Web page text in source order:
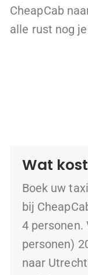
CheapCab
alle rust nog
Wat
Boek uw
bij
4 personen.
personen)
naar